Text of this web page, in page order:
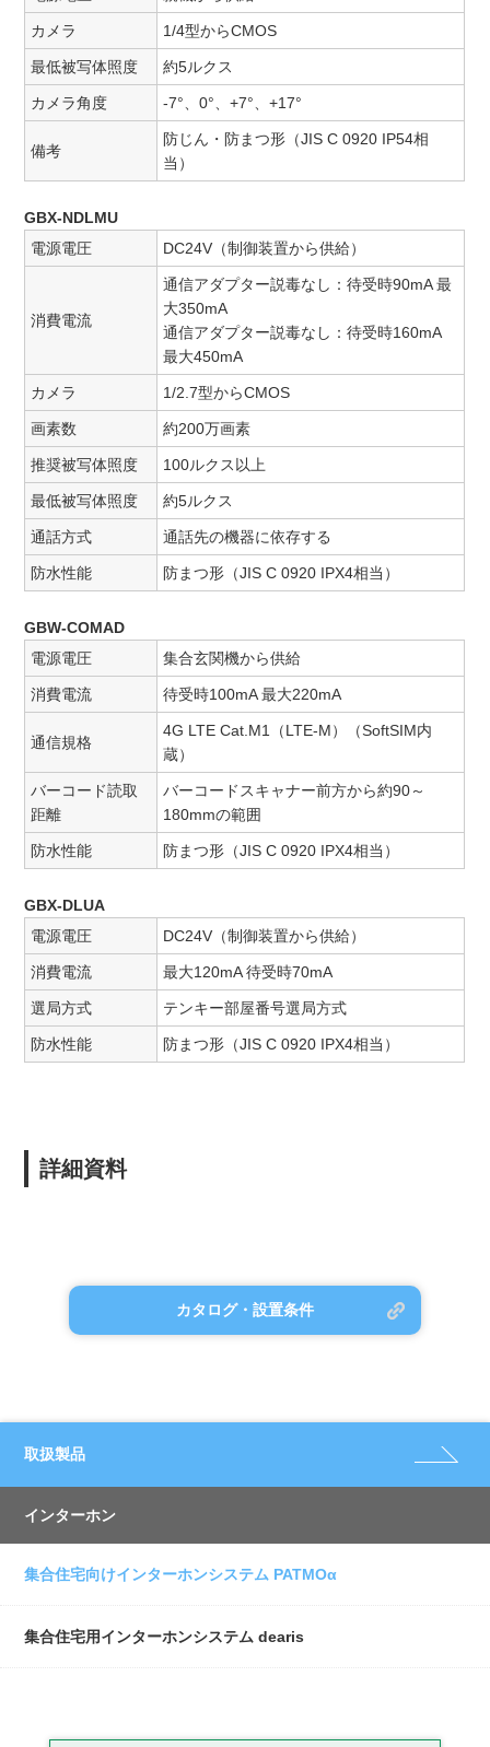
カメラ 1/4型からCMOS
最低被写体照度 約5ルクス
カメラ角度 -7°、0°、+7°、+17°
備考
防じん・防まつ形（JIS C 0920 IP54相
当）
GBX-NDLMU
電源電圧
DC24V（制御装置から供給）
消費電流
通信アダプター説毒なし：待受時90mA 最
大350mA
通信アダプター説毒なし：待受時160mA
最大450mA
カメラ 1/2.7型からCMOS
画素数 約200万画素
推奨被写体照度 100ルクス以上
最低被写体照度 約5ルクス
通話方式 通話先の機器に依存する
防水性能 防まつ形（JIS C 0920 IPX4相当）
GBW-COMAD
電源電圧
集合玄関機から供給
消費電流 待受時100mA 最大220mA
通信規格
4G LTE Cat.M1（LTE-M）（SoftSIM内
蔵）
バーコード読取
距離
バーコードスキャナー前方から約90～
180mmの範囲
防水性能 防まつ形（JIS C 0920 IPX4相当）
GBX-DLUA
電源電圧
DC24V（制御装置から供給）
消費電流 最大120mA 待受時70mA
選局方式 テンキー部屋番号選局方式
防水性能 防まつ形（JIS C 0920 IPX4相当）
詳細資料
カタログ・設置条件
取扱製品
インターホン
集合住宅向けインターホンシステム PATMOα
集合住宅用インターホンシステム dearis